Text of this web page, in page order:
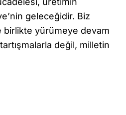
geleceğidir. Biz
birlikte yürümeye devam
değil, milletin